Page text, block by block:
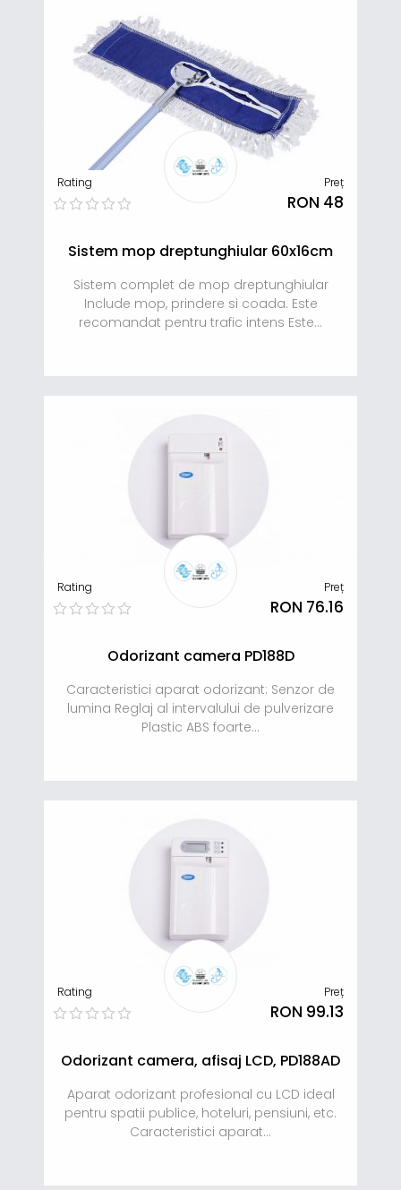
Rating Preț
RON 48
Sistem mop dreptunghiular 60x16cm
Sistem complet de mop dreptunghiular
Include mop, prindere si coada. Este
recomandat pentru trafic intens Este...
Rating Preț
RON 76.16
Odorizant camera PD188D
Caracteristici aparat odorizant: Senzor de
lumina Reglaj al intervalului de pulverizare
Plastic ABS foarte...
Rating Preț
RON 99.13
Odorizant camera, afisaj LCD, PD188AD
Aparat odorizant profesional cu LCD ideal
pentru spatii publice, hoteluri, pensiuni, etc.
Caracteristici aparat...